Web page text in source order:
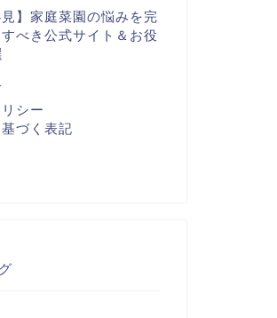
見】家庭菜園の悩みを完
べき公式サイト＆お役
シー
づく表記